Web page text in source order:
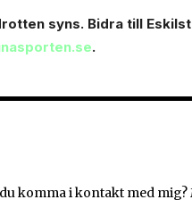
syns. Bidra till
.
komma i kontakt med mig?